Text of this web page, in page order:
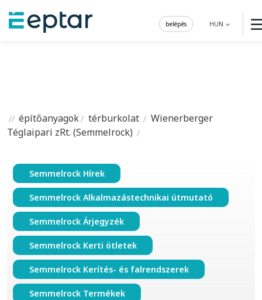
HUN
belépés
építőanyagok térburkolat
Wienerberger
Téglaipari zRt. (Semmelrock)
Semmelrock Hírek
Semmelrock Alkalmazástechnikai útmutató
Semmelrock Árjegyzék
Semmelrock Kerti ötletek
Semmelrock Kerítés- és falrendszerek
Semmelrock Termékek